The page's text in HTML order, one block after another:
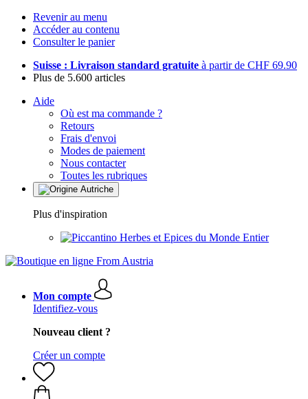
Revenir au menu
Accéder au contenu
Consulter le panier
Suisse : Livraison standard gratuite à partir de CHF 69.90
Plus de 5.600 articles
Aide
Où est ma commande ?
Retours
Frais d'envoi
Modes de paiement
Nous contacter
Toutes les rubriques
Plus d'inspiration
Herbes et Epices du Monde Entier
Mon compte
Identifiez-vous
Nouveau client ?
Créer un compte